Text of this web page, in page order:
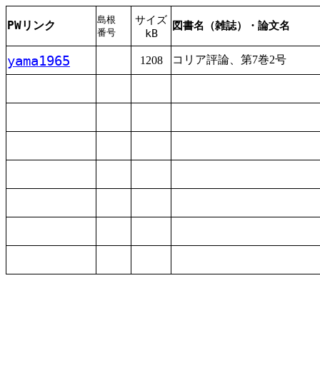
PWリンク
島根
番号
サイズ
kB
図書名（雑誌）・論文名
yama1965 1208 コリア評論 第7巻2号